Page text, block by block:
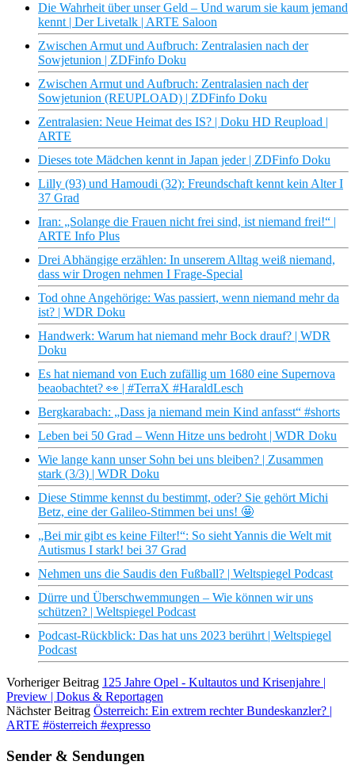
Die Wahrheit über unser Geld – Und warum sie kaum jemand
kennt | Der Livetalk | ARTE Saloon
Zwischen Armut und Aufbruch: Zentralasien nach der
Sowjetunion | ZDFinfo Doku
Zwischen Armut und Aufbruch: Zentralasien nach der
Sowjetunion (REUPLOAD) | ZDFinfo Doku
Zentralasien: Neue Heimat des IS? | Doku HD Reupload |
ARTE
Dieses tote Mädchen kennt in Japan jeder | ZDFinfo Doku
Lilly (93) und Hamoudi (32): Freundschaft kennt kein Alter I
37 Grad
Iran: „Solange die Frauen nicht frei sind, ist niemand frei!“ |
ARTE Info Plus
Drei Abhängige erzählen: In unserem Alltag weiß niemand,
dass wir Drogen nehmen I Frage-Special
Tod ohne Angehörige: Was passiert, wenn niemand mehr da
ist? | WDR Doku
Handwerk: Warum hat niemand mehr Bock drauf? | WDR
Doku
Es hat niemand von Euch zufällig um 1680 eine Supernova
beaobachtet? 👀 | #TerraX #HaraldLesch
Bergkarabach: „Dass ja niemand mein Kind anfasst“ #shorts
Leben bei 50 Grad – Wenn Hitze uns bedroht | WDR Doku
Wie lange kann unser Sohn bei uns bleiben? | Zusammen
stark (3/3) | WDR Doku
Diese Stimme kennst du bestimmt, oder? Sie gehört Michi
Betz, eine der Galileo-Stimmen bei uns! 🤩
„Bei mir gibt es keine Filter!“: So sieht Yannis die Welt mit
Autismus I stark! bei 37 Grad
Nehmen uns die Saudis den Fußball? | Weltspiegel Podcast
Dürre und Überschwemmungen – Wie können wir uns
schützen? | Weltspiegel Podcast
Podcast-Rückblick: Das hat uns 2023 berührt | Weltspiegel
Podcast
Vorheriger Beitrag 125 Jahre Opel - Kultautos und Krisenjahre |
Preview | Dokus & Reportagen
Nächster Beitrag Österreich: Ein extrem rechter Bundeskanzler? |
ARTE #österreich #expresso
Sender & Sendungen